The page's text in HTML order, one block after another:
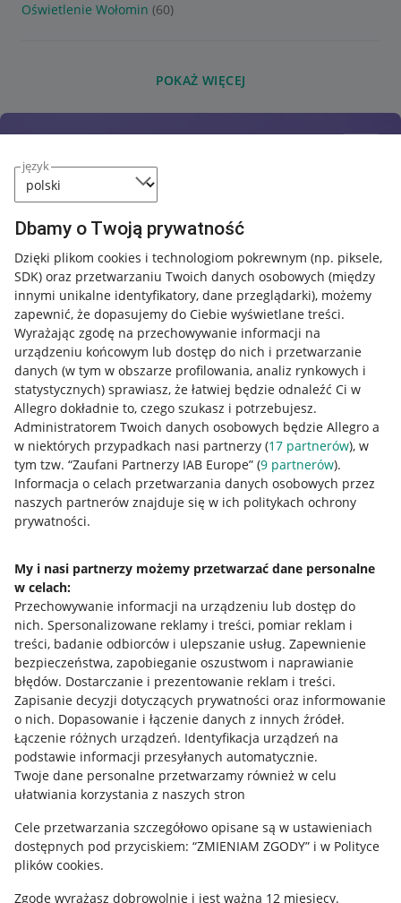
język
Dbamy o Twoją prywatność
Dzięki plikom cookies i technologiom pokrewnym (np. piksele,
SDK) oraz przetwarzaniu Twoich danych osobowych (między
innymi unikalne identyfikatory, dane przeglądarki), możemy
zapewnić, że dopasujemy do Ciebie wyświetlane treści.
Wyrażając zgodę na przechowywanie informacji na
urządzeniu końcowym lub dostęp do nich i przetwarzanie
danych (w tym w obszarze profilowania, analiz rynkowych i
statystycznych) sprawiasz, że łatwiej będzie odnaleźć Ci w
Allegro dokładnie to, czego szukasz i potrzebujesz.
Administratorem Twoich danych osobowych będzie Allegro a
w niektórych przypadkach nasi partnerzy (17 partnerów), w
tym tzw. “Zaufani Partnerzy IAB Europe” (9 partnerów).
Informacja o celach przetwarzania danych osobowych przez
naszych partnerów znajduje się w ich politykach ochrony
prywatności.
My i nasi partnerzy możemy przetwarzać dane personalne
w celach:
Przechowywanie informacji na urządzeniu lub dostęp do
nich. Spersonalizowane reklamy i treści, pomiar reklam i
treści, badanie odbiorców i ulepszanie usług. Zapewnienie
bezpieczeństwa, zapobieganie oszustwom i naprawianie
błędów. Dostarczanie i prezentowanie reklam i treści.
Zapisanie decyzji dotyczących prywatności oraz informowanie
o nich. Dopasowanie i łączenie danych z innych źródeł.
Łączenie różnych urządzeń. Identyfikacja urządzeń na
podstawie informacji przesyłanych automatycznie.
Twoje dane personalne przetwarzamy również w celu
ułatwiania korzystania z naszych stron
Cele przetwarzania szczegółowo opisane są w ustawieniach
dostępnych pod przyciskiem: “ZMIENIAM ZGODY” i w Polityce
plików cookies.
Zgodę wyrażasz dobrowolnie i jest ważna 12 miesięcy.
Oświetlenie Wołomin (60)
POKAŻ WIĘCEJ
Przydatne informacje
Jak to działa
Allegro Gadane dla sprzedających
Allegro Gadane dla kupujących
Mapa miejscowości
Informacje prawne
Regulamin
Polityka plików "cookies"
Ustawienia plików "cookies"
Udostępnianie lokalizacji
Informacje dla Aktu o Usługach Cyfrowych